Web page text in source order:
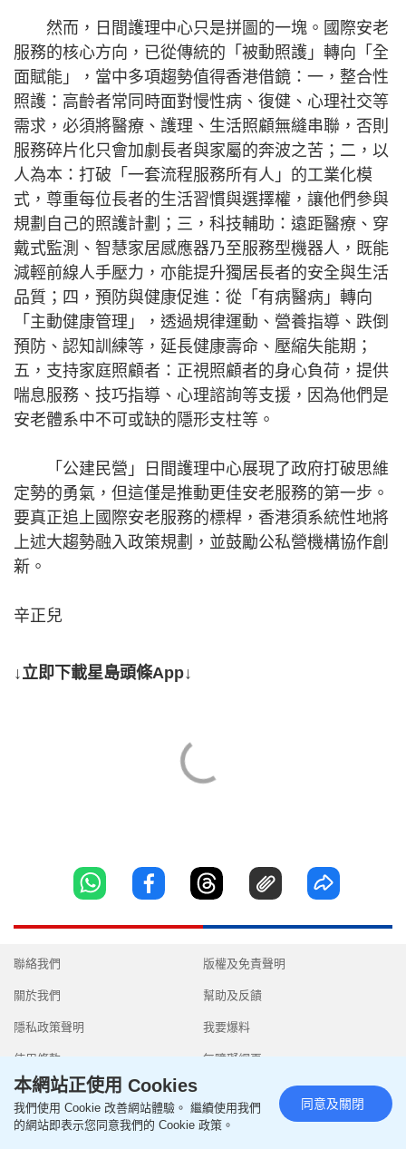
然而，日間護理中心只是拼圖的一塊。國際安老
服務的核心方向，已從傳統的「被動照護」轉向「全
面賦能」，當中多項趨勢值得香港借鏡：一，整合性
照護：高齡者常同時面對慢性病、復健、心理社交等
需求，必須將醫療、護理、生活照顧無縫串聯，否則
服務碎片化只會加劇長者與家屬的奔波之苦；二，以
人為本：打破「一套流程服務所有人」的工業化模
式，尊重每位長者的生活習慣與選擇權，讓他們參與
規劃自己的照護計劃；三，科技輔助：遠距醫療、穿
戴式監測、智慧家居感應器乃至服務型機器人，既能
減輕前線人手壓力，亦能提升獨居長者的安全與生活
品質；四，預防與健康促進：從「有病醫病」轉向
「主動健康管理」，透過規律運動、營養指導、跌倒
預防、認知訓練等，延長健康壽命、壓縮失能期；
五，支持家庭照顧者：正視照顧者的身心負荷，提供
喘息服務、技巧指導、心理諮詢等支援，因為他們是
安老體系中不可或缺的隱形支柱等。
「公建民營」日間護理中心展現了政府打破思維
定勢的勇氣，但這僅是推動更佳安老服務的第一步。
要真正追上國際安老服務的標桿，香港須系統性地將
上述大趨勢融入政策規劃，並鼓勵公私營機構協作創
新。
辛正兒
↓立即下載星島頭條App↓
聯絡我們
關於我們
隱私政策聲明
使用條款
版權及免責聲明
幫助及反饋
我要爆料
無障礙網頁
Copyright © 2026 SingTao Ltd.All rights reserved.
本網站正使用 Cookies
我們使用 Cookie 改善網站體驗。 繼續使用我們
的網站即表示您同意我們的 Cookie 政策。
同意及關閉